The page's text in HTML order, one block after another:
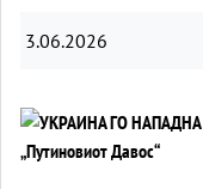
3.06.2026